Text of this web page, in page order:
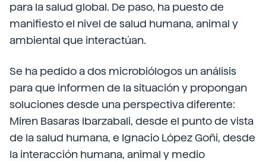
para la salud global. De paso, ha puesto de
manifiesto el nivel de salud humana, animal y
ambiental que interactúan.
Se ha pedido a dos microbiólogos un análisis
para que informen de la situación y propongan
soluciones desde una perspectiva diferente:
Miren Basaras Ibarzabali, desde el punto de vista
de la salud humana, e Ignacio López Goñi, desde
la interacción humana, animal y medio